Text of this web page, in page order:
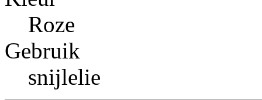
Roze
Gebruik
snijlelie